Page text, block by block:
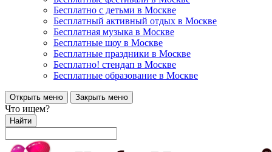
Бесплатно с детьми в Москве
Бесплатный активный отдых в Москве
Бесплатная музыка в Москве
Бесплатные шоу в Москве
Бесплатные праздники в Москве
Бесплатно! стендап в Москве
Бесплатные образование в Москве
Открыть меню Закрыть меню
Что ищем?
Найти